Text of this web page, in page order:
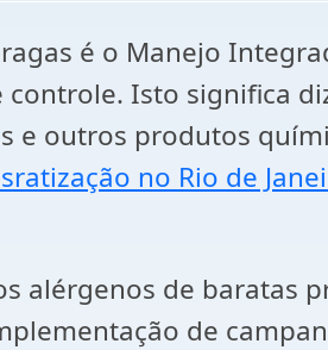
é o Manejo
Isto significa
e outros produtos
no Rio de
alérgenos de baratas
de